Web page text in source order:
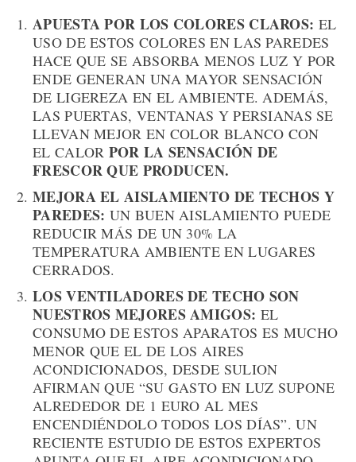
APUESTA POR LOS COLORES CLAROS: EL
USO DE ESTOS COLORES EN LAS PAREDES
HACE QUE SE ABSORBA MENOS LUZ Y POR
ENDE GENERAN UNA MAYOR SENSACIÓN
DE LIGEREZA EN EL AMBIENTE. ADEMÁS,
LAS PUERTAS, VENTANAS Y PERSIANAS SE
LLEVAN MEJOR EN COLOR BLANCO CON
EL CALOR POR LA SENSACIÓN DE
FRESCOR QUE PRODUCEN.
MEJORA EL AISLAMIENTO DE TECHOS Y
PAREDES: UN BUEN AISLAMIENTO PUEDE
REDUCIR MÁS DE UN 30% LA
TEMPERATURA AMBIENTE EN LUGARES
CERRADOS.
LOS VENTILADORES DE TECHO SON
NUESTROS MEJORES AMIGOS: EL
CONSUMO DE ESTOS APARATOS ES MUCHO
MENOR QUE EL DE LOS AIRES
ACONDICIONADOS, DESDE SULION
AFIRMAN QUE “SU GASTO EN LUZ SUPONE
ALREDEDOR DE 1 EURO AL MES
ENCENDIÉNDOLO TODOS LOS DÍAS”. UN
RECIENTE ESTUDIO DE ESTOS EXPERTOS